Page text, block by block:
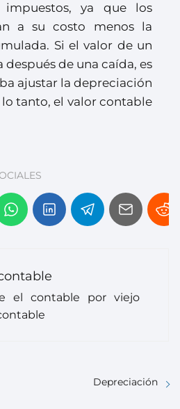
ya que los
a su costo menos la
Si el valor de un
después de una caída, es
ajustar la depreciación
tanto, el valor contable
el contable por viejo
Depreciación